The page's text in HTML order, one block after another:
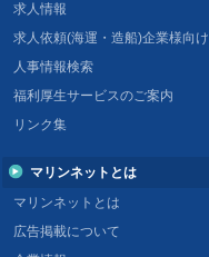
求人情報
求人依頼(海運・造船)企業様向け
人事情報検索
福利厚生サービスのご案内
リンク集
マリンネットとは
マリンネットとは
広告掲載について